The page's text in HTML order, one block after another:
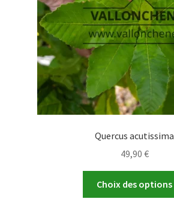
Quercus acutissima
49,90 €
Choix des options